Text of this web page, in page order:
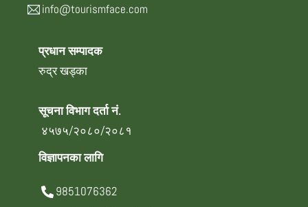
info@tourismface.com
प्रधान सम्पादक
रुद्र खड्का
सूचना विभाग दर्ता नं.
४५७५/२०८०/२०८१
विज्ञापनका लागि
9851076362